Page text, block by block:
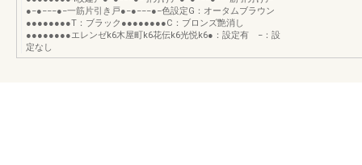
●−●−−−●−一筋片引き戸●−●−−−●−色設定G：オータムブラウン
●●●●●●●●T：ブラック●●●●●●●●C：ブロンズ艶消し
●●●●●●●●エレンゼk6木屋町k6花伝k6光悦k6●：設定有 −：設
定なし